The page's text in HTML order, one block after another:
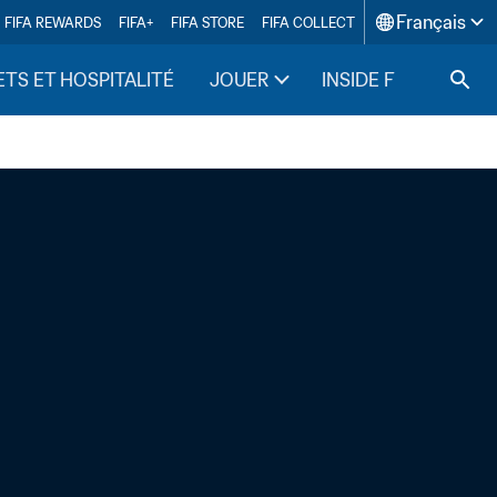
FIFA REWARDS FIFA+ FIFA STORE FIFA COLLECT Français
ET HOSPITALITÉ JOUER INSIDE FIFA